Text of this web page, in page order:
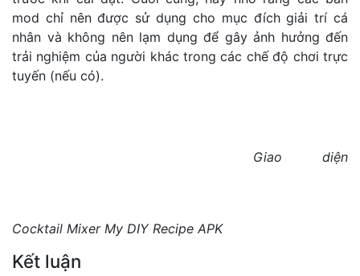
mod chỉ nên được sử dụng cho mục đích giải trí cá
nhân và không nên lạm dụng để gây ảnh hưởng đến
trải nghiệm của người khác trong các chế độ chơi trực
tuyến (nếu có).
Giao diện
Cocktail Mixer My DIY Recipe APK
Kết luận